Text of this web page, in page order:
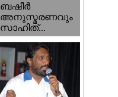
ബഷീര്‍
അനുസ്മരണവും
സാഹിത്...